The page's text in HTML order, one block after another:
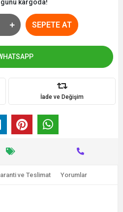
kargoda!
SEPETE AT
İade ve Değişim
ve Teslimat Yorumlar